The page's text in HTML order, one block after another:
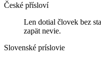
České přísloví
Len dotial človek bez
zapät nevie.
Slovenské príslovie